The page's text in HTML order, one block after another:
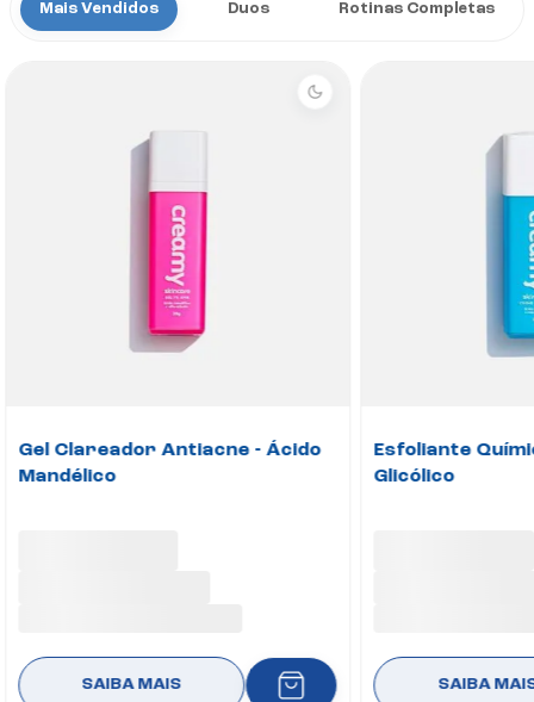
Mais Vendidos Duos Rotinas Completas
Gel Clareador Antiacne - Ácido
Mandélico
SAIBA MAIS
Esfoliante
Glicólico
SAIBA